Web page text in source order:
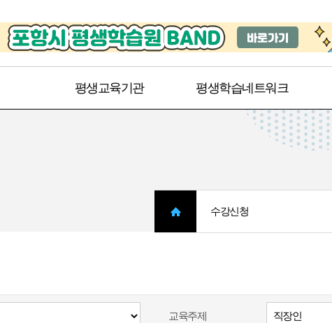
평생교육기관 평생학습네트워크
수강신청
교육주제